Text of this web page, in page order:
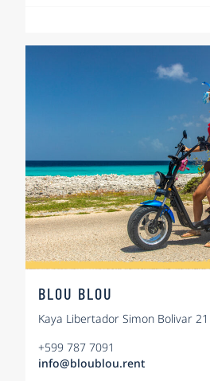
BLOU BLOU
Kaya Libertador Simon Bolivar 21
+599 787 7091
info@bloublou.rent